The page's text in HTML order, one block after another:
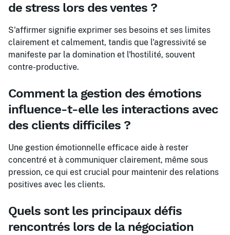
de stress lors des ventes ?
S'affirmer signifie exprimer ses besoins et ses limites
clairement et calmement, tandis que l'agressivité se
manifeste par la domination et l'hostilité, souvent
contre-productive.
Comment la gestion des émotions
influence-t-elle les interactions avec
des clients difficiles ?
Une gestion émotionnelle efficace aide à rester
concentré et à communiquer clairement, même sous
pression, ce qui est crucial pour maintenir des relations
positives avec les clients.
Quels sont les principaux défis
rencontrés lors de la négociation